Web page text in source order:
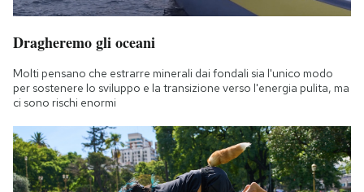
Dragheremo gli oceani
Molti pensano che estrarre minerali dai fondali sia l'unico modo
per sostenere lo sviluppo e la transizione verso l'energia pulita, ma
ci sono rischi enormi